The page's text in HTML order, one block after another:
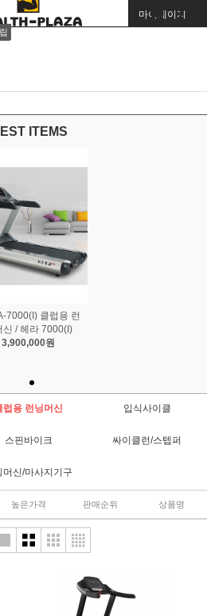
주문조회 마이페이지
ITEMS
7000(I) 클럽용 런
신 / 헤라 7000(I)
3,900,000원
럽용 런닝머신 입식사이클
스핀바이크 싸이클런/스텝퍼
머신/마사지기구
높은가격 판매순위 상품명